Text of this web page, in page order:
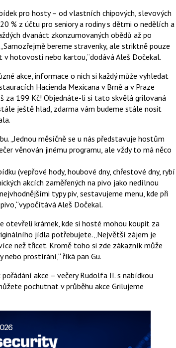
pro hosty – od vlastních chipových, slevových
% z účtu pro seniory a rodiny s dětmi o nedělích a
dvanáct zkonzumovaných obědů až po
bereme stravenky, ale striktně pouze
hotovosti nebo kartou,“dodává Aleš Dočekal.
akce, informace o nich si každý může vyhledat
Hacienda Mexicana v Brně a v Praze
za 199 Kč! Objednáte-li si tato skvělá grilovaná
ještě hlad, zdarma vám budeme stále nosit
„Jednou měsíčně se u nás představuje hostům
věnován jinému programu, ale vždy to má něco
(vepřové hody, houbové dny, chřestové dny, rybí
akcích zaměřených na pivo jako nedílnou
typy piv, sestavujeme menu, kde při
Aleš Dočekal.
otevřeli krámek, kde si hosté mohou koupit za
jídla potřebujete. „Největší zájem je
než třicet. Kromě toho si zde zákazník může
nebo prostírání,“ říká pan Gu.
akce – večery Rudolfa II. s nabídkou
pochutnat v průběhu akce Grilujeme